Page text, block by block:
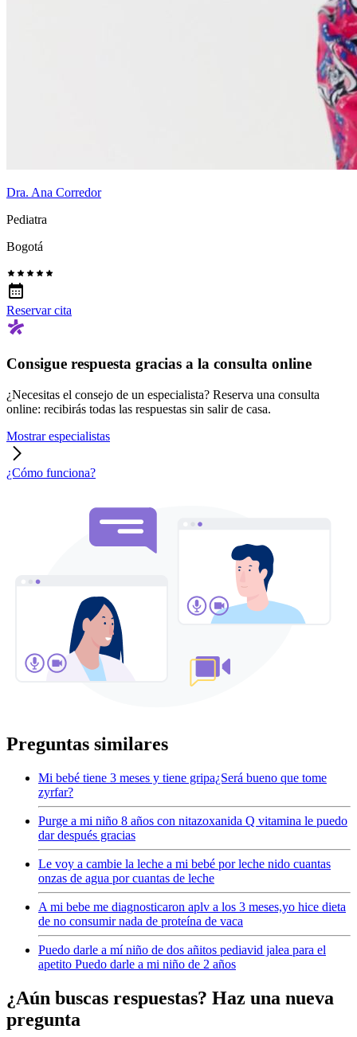
Dra. Ana Corredor
Pediatra
Bogotá
Reservar cita
Consigue respuesta gracias a la consulta online
¿Necesitas el consejo de un especialista? Reserva una consulta
online: recibirás todas las respuestas sin salir de casa.
Mostrar especialistas
¿Cómo funciona?
Preguntas similares
Mi bebé tiene 3 meses y tiene gripa¿Será bueno que tome
zyrfar?
Purge a mi niño 8 años con nitazoxanida Q vitamina le puedo
dar después gracias
Le voy a cambie la leche a mi bebé por leche nido cuantas
onzas de agua por cuantas de leche
A mi bebe me diagnosticaron aplv a los 3 meses,yo hice dieta
de no consumir nada de proteína de vaca
Puedo darle a mí niño de dos añitos pediavid jalea para el
apetito Puedo darle a mi niño de 2 años
¿Aún buscas respuestas? Haz una nueva
pregunta